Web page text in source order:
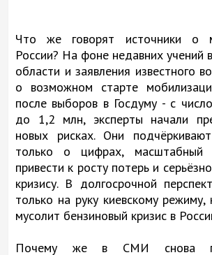
Что же говорят источники о
России? На фоне недавних учений
области и заявления известного
о возможном старте
после выборов в Госдуму - с
до 1,2 млн, эксперты начали
новых рисках. Они
только о цифрах, масштабный
привести к росту потерь и
кризису. В долгосрочной
только на руку киевскому режиму,
мусолит бензиновый кризис в
Почему же в СМИ снова